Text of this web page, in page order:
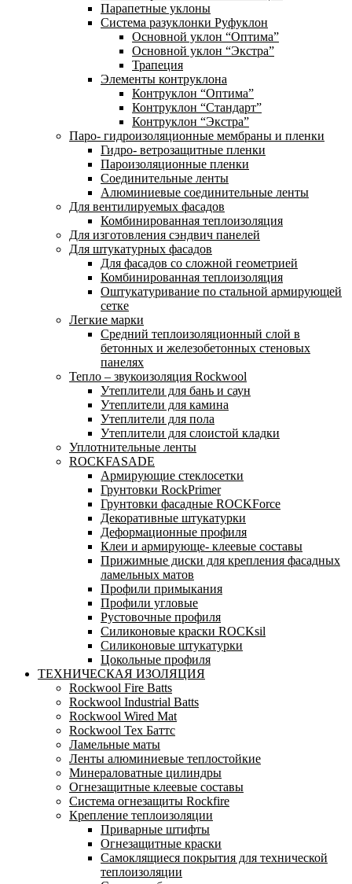
Парапетные уклоны
Система разуклонки Руфуклон
Основной уклон “Оптима”
Основной уклон “Экстра”
Трапеция
Элементы контруклона
Контруклон “Оптима”
Контруклон “Стандарт”
Контруклон “Экстра”
Паро- гидроизоляционные мембраны и пленки
Гидро- ветрозащитные пленки
Пароизоляционные пленки
Соединительные ленты
Алюминиевые соединительные ленты
Для вентилируемых фасадов
Комбинированная теплоизоляция
Для изготовления сэндвич панелей
Для штукатурных фасадов
Для фасадов со сложной геометрией
Комбинированная теплоизоляция
Оштукатуривание по стальной армирующей
сетке
Легкие марки
Средний теплоизоляционный слой в
бетонных и железобетонных стеновых
панелях
Тепло – звукоизоляция Rockwool
Утеплители для бань и саун
Утеплители для камина
Утеплители для пола
Утеплители для слоистой кладки
Уплотнительные ленты
ROCKFASADE
Армирующие стеклосетки
Грунтовки RockPrimer
Грунтовки фасадные ROCKForce
Декоративные штукатурки
Деформационные профиля
Клеи и армирующе- клеевые составы
Прижимные диски для крепления фасадных
ламельных матов
Профили примыкания
Профили угловые
Рустовочные профиля
Силиконовые краски ROCKsil
Силиконовые штукатурки
Цокольные профиля
ТЕХНИЧЕСКАЯ ИЗОЛЯЦИЯ
Rockwool Fire Batts
Rockwool Industrial Batts
Rockwool Wired Mat
Rockwool Тех Баттс
Ламельные маты
Ленты алюминиевые теплостойкие
Минераловатные цилиндры
Огнезащитные клеевые составы
Система огнезащиты Rockfire
Крепление теплоизоляции
Приварные штифты
Огнезащитные краски
Самоклящиеся покрытия для технической
теплоизоляции